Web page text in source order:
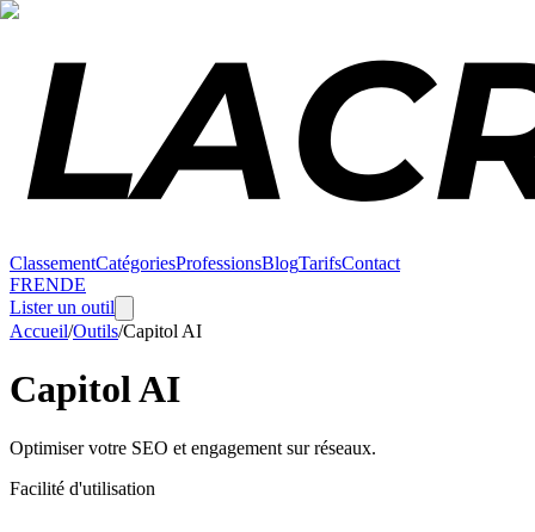
ClassementCatégoriesProfessionsBlogTarifsContact
FRENDE
Lister un outil
Accueil/Outils/Capitol AI
Capitol AI
Optimiser votre SEO et engagement sur réseaux.
Facilité d'utilisation